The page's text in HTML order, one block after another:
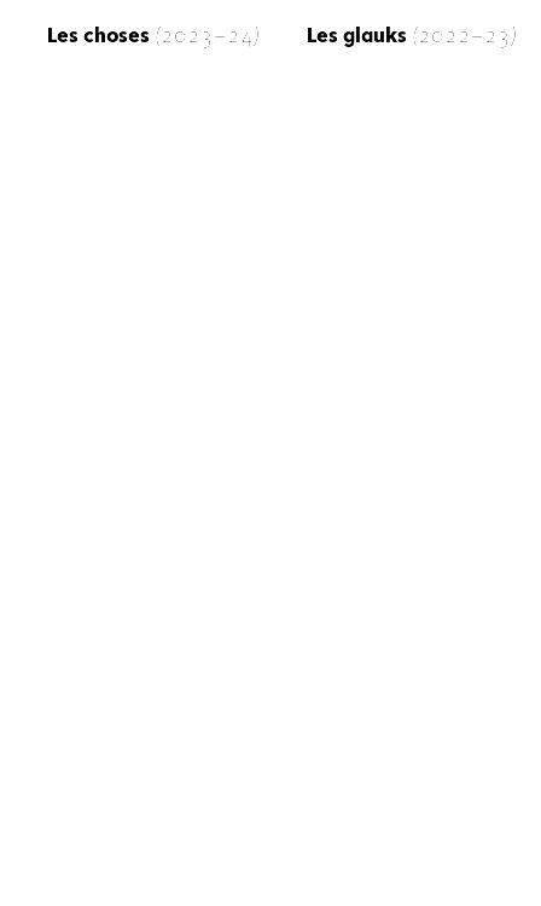
Les choses (2023-24) Les glauks (2022-23)